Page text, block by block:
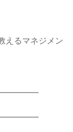
えるマネジメン